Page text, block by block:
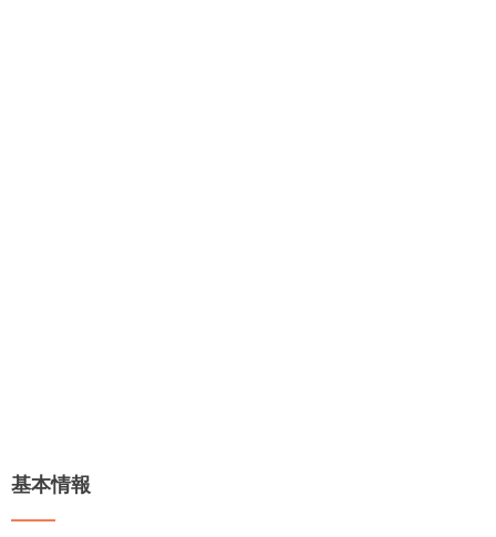
基本情報